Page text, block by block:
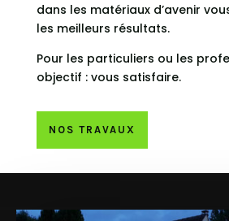
dans les matériaux d’avenir
les meilleurs résultats.
Pour les particuliers ou les
objectif : vous satisfaire.
NOS TRAVAUX